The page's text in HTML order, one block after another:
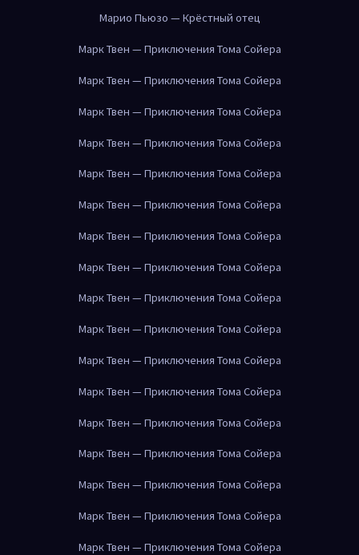
Марио Пьюзо — Крёстный отец
Марк Твен — Приключения Тома Сойера
Марк Твен — Приключения Тома Сойера
Марк Твен — Приключения Тома Сойера
Марк Твен — Приключения Тома Сойера
Марк Твен — Приключения Тома Сойера
Марк Твен — Приключения Тома Сойера
Марк Твен — Приключения Тома Сойера
Марк Твен — Приключения Тома Сойера
Марк Твен — Приключения Тома Сойера
Марк Твен — Приключения Тома Сойера
Марк Твен — Приключения Тома Сойера
Марк Твен — Приключения Тома Сойера
Марк Твен — Приключения Тома Сойера
Марк Твен — Приключения Тома Сойера
Марк Твен — Приключения Тома Сойера
Марк Твен — Приключения Тома Сойера
Марк Твен — Приключения Тома Сойера